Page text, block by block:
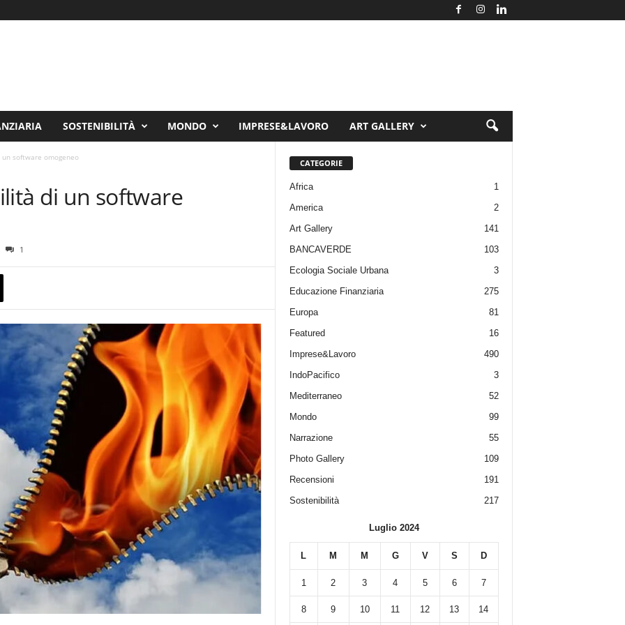
SOSTENIBILITÀ MONDO IMPRESE&LAVORO ART GALLERY
software omogeneo
di un software
1
CATEGORIE
Africa
1
America
2
Art Gallery
141
BANCAVERDE
103
Ecologia Sociale Urbana
3
Educazione Finanziaria
275
Europa
81
Featured
16
Imprese&Lavoro
490
IndoPacifico
3
Mediterraneo
52
Mondo
99
Narrazione
55
Photo Gallery
109
Recensioni
191
Sostenibilità
217
Luglio 2024
L M M G V S D
1 2 3 4 5 6 7
8 9 10 11 12 13 14